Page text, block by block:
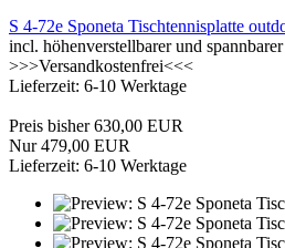
S 4-72e Sponeta Tischtennisplatte
incl. höhenverstellbarer und
>>>Versandkostenfrei<<<
Lieferzeit: 6-10 Werktage
Preis bisher 630,00 EUR
Nur 479,00 EUR
Lieferzeit: 6-10 Werktage